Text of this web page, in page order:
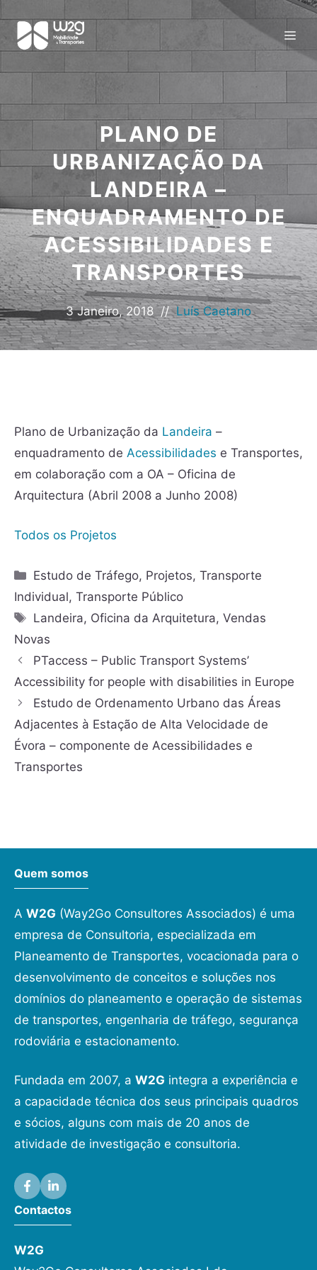
PLANO DE
URBANIZAÇÃO DA
LANDEIRA –
ENQUADRAMENTO DE
ACESSIBILIDADES E
TRANSPORTES
3 Janeiro, 2018 // Luís Caetano
Plano de Urbanização da Landeira –
enquadramento de Acessibilidades e Transportes,
em colaboração com a OA – Oficina de
Arquitectura (Abril 2008 a Junho 2008)
Todos os Projetos
Estudo de Tráfego, Projetos,Transporte
Individual, Transporte Público
Landeira, Oficina da Arquitetura,Vendas
Novas
PTaccess – Public Transport Systems’
Accessibility for people with disabilities in Europe
Estudo de Ordenamento Urbano das Áreas
Adjacentes à Estação de Alta Velocidade de
Évora – componente de Acessibilidades e
Transportes
Quem somos
A W2G (Way2Go Consultores Associados) é uma
empresa de Consultoria, especializada em
Planeamento de Transportes, vocacionada para o
desenvolvimento de conceitos e soluções nos
domínios do planeamento e operação de sistemas
de transportes, engenharia de tráfego, segurança
rodoviária e estacionamento.
Fundada em 2007, a W2G integra a experiência e
a capacidade técnica dos seus principais quadros
e sócios, alguns com mais de 20 anos de
atividade de investigação e consultoria.
Contactos
W2G